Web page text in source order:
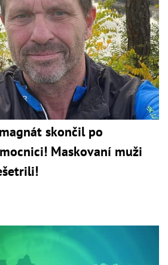
skončil po
Maskovaní muži